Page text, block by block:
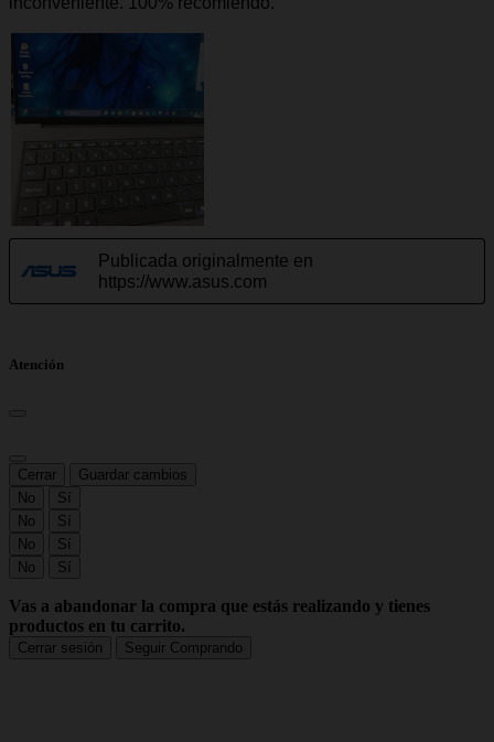
Atención
Cerrar
Guardar cambios
No
Sí
No
Sí
No
Sí
No
Sí
Vas a abandonar la compra que estás realizando y tienes
productos en tu carrito.
Cerrar sesión Seguir Comprando